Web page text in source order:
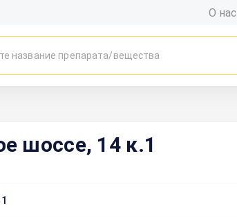
О нас
шоссе, 14 к.1